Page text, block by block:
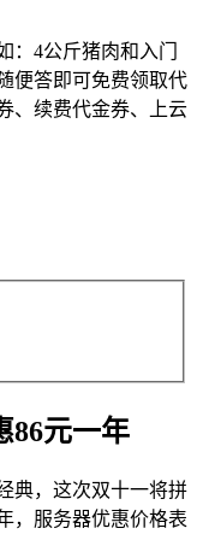
：4公斤猪肉和入门
便答即可免费领取代
、续费代金券、上云
86元一年
典，这次双十一将拼
，服务器优惠价格表